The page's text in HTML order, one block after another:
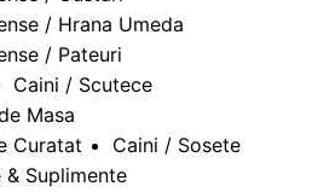
/ Hrana Umeda
/ Pateuri
Caini / Scutece
Masa
Curatat
Caini / Sosete
Suplimente